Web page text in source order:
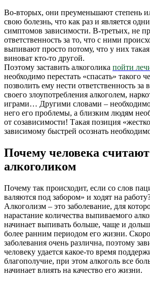
Во-вторых, они преуменьшают степень
свою болезнь, что как раз и является
симптомов зависимости. В-третьих, не
ответственность за то, что с ними
выпивают просто потому, что у них
виноват кто-то другой.
Поэтому заставить алкоголика пойти
необходимо перестать «спасать» такого
позволить ему нести ответственность за
своего злоупотребления алкоголем,
играми… Другими словами – необходимо
него его проблемы, а близким людям
от созависимости! Такая позиция
зависимому быстрей осознать
Почему человека считают
алкоголиком
Почему так происходит, если со слов
валяются под забором» и ходят на
Алкоголизм – это заболевание, для
нарастание количества выпиваемого
начинает выпивать больше, чаще и
более ранним периодом его жизни.
заболевания очень различна, поэтому
человеку удается какое-то время
благополучие, при этом алкоголь все
начинает влиять на качество его жизни.